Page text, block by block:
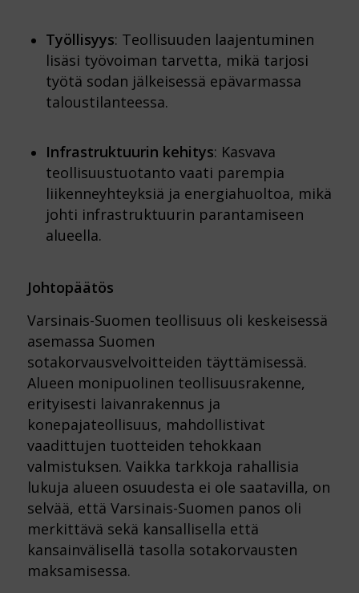
Työllisyys: Teollisuuden laajentuminen
lisäsi työvoiman tarvetta, mikä tarjosi
työtä sodan jälkeisessä epävarmassa
taloustilanteessa.
Infrastruktuurin kehitys: Kasvava
teollisuustuotanto vaati parempia
liikenneyhteyksiä ja energiahuoltoa, mikä
johti infrastruktuurin parantamiseen
alueella.
Johtopäätös
Varsinais-Suomen teollisuus oli keskeisessä
asemassa Suomen
sotakorvausvelvoitteiden täyttämisessä.
Alueen monipuolinen teollisuusrakenne,
erityisesti laivanrakennus ja
konepajateollisuus, mahdollistivat
vaadittujen tuotteiden tehokkaan
valmistuksen. Vaikka tarkkoja rahallisia
lukuja alueen osuudesta ei ole saatavilla, on
selvää, että Varsinais-Suomen panos oli
merkittävä sekä kansallisella että
kansainvälisellä tasolla sotakorvausten
maksamisessa.